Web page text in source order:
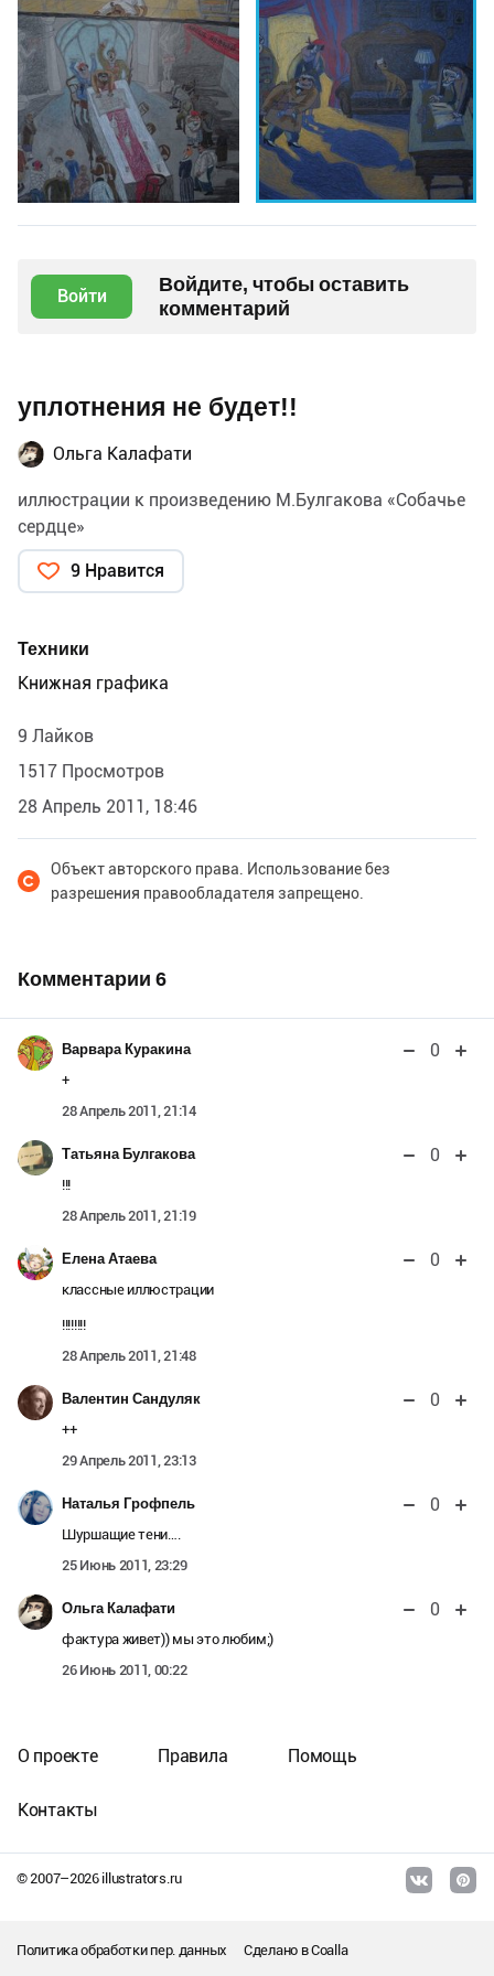
Войти
Войдите, чтобы оставить
комментарий
уплотнения не будет!!
Ольга Калафати
иллюстрации к произведению М.Булгакова «Собачье
сердце»
9 Нравится
Техники
Книжная графика
9 Лайков
1517 Просмотров
28 Апрель 2011, 18:46
Объект авторского права. Использование без
разрешения правообладателя запрещено.
Комментарии 6
Варвара Куракина 0
+
28 Апрель 2011, 21:14
Татьяна Булгакова 0
!!!
28 Апрель 2011, 21:19
Елена Атаева 0
классные иллюстрации
!!!!!!!!
28 Апрель 2011, 21:48
Валентин Сандуляк 0
++
29 Апрель 2011, 23:13
Наталья Грофпель 0
Шуршащие тени….
25 Июнь 2011, 23:29
Ольга Калафати 0
фактура живет)) мы это любим;)
26 Июнь 2011, 00:22
© 2007–2026illustrators.ru
О проекте Правила Помощь
Контакты
Политика обработки пер. данных Сделано вCoalla